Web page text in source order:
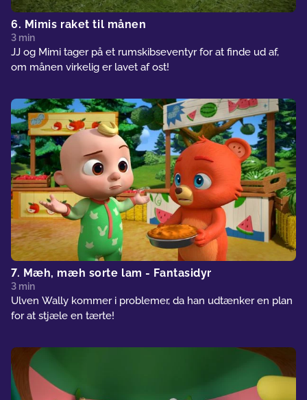
6. Mimis raket til månen
3 min
JJ og Mimi tager på et rumskibseventyr for at finde ud af,
om månen virkelig er lavet af ost!
7. Mæh, mæh sorte lam - Fantasidyr
3 min
Ulven Wally kommer i problemer, da han udtænker en plan
for at stjæle en tærte!